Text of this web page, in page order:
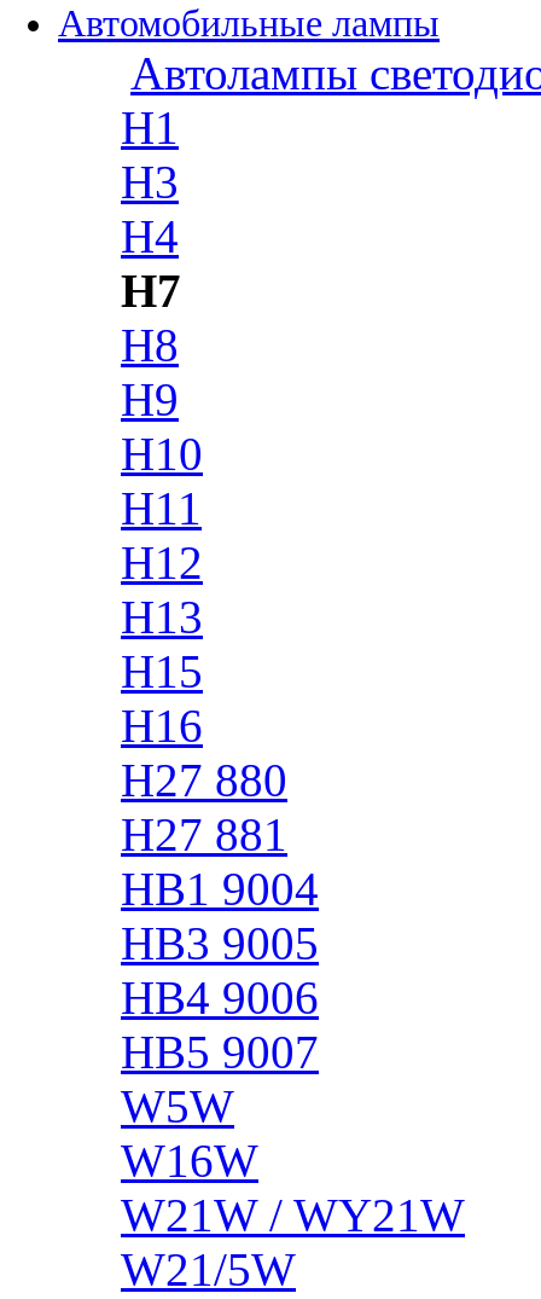
Автомобильные лампы
Автолампы
H1
H3
H4
H7
H8
H9
H10
H11
H12
H13
H15
H16
H27 880
H27 881
HB1 9004
HB3 9005
HB4 9006
HB5 9007
W5W
W16W
W21W / WY21W
W21/5W